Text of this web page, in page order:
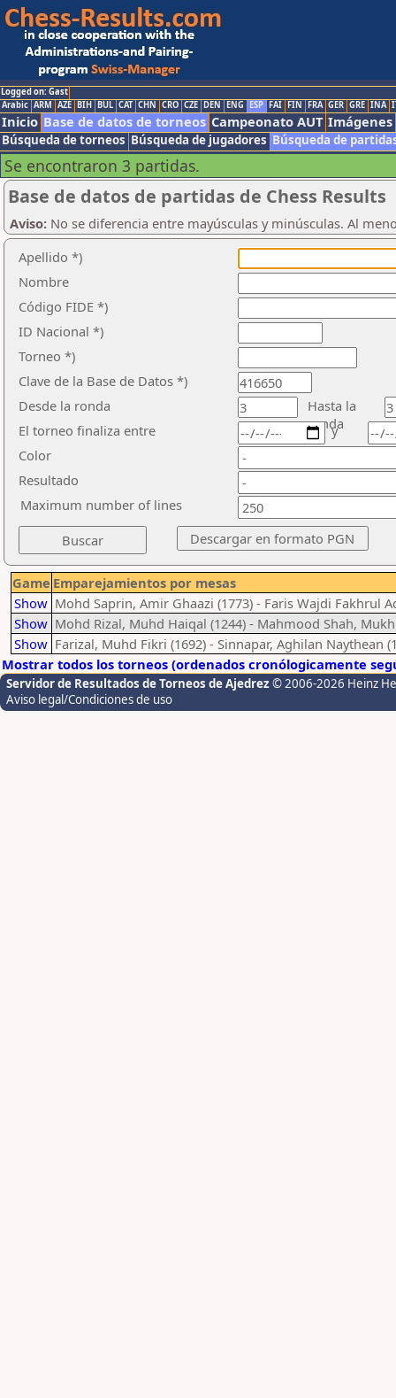
Logged on: Gast
Arabic ARM AZE BIH BUL CAT CHN CRO CZE DEN ENG ESP FAI FIN FRA GER GRE INA
Inicio Base de datos de torneos Campeonato AUT Imágenes
Búsqueda de torneos Búsqueda de jugadores Búsqueda de
Se encontraron 3 partidas.
Base de datos de partidas de Chess Results
Aviso: No se diferencia entre mayúsculas y minúsculas. Al
Apellido *)
Nombre
Código FIDE *)
ID Nacional *)
Torneo *)
Clave de la Base de Datos *)
Desde la ronda
Hasta la
ronda
El torneo finaliza entre
Color
Resultado
y
Maximum number of lines
Game Emparejamientos por mesas
Show Mohd Saprin, Amir Ghaazi (1773) - Faris Wajdi Fakhrul
Show Mohd Rizal, Muhd Haiqal (1244) - Mahmood Shah,
Show Farizal, Muhd Fikri (1692) - Sinnapar, Aghilan Naythean
Mostrar todos los torneos (ordenados cronólogicamente
Servidor de Resultados de Torneos de Ajedrez © 2006-2026 Heinz
Aviso legal/Condiciones de uso